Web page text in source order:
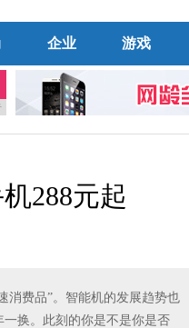
企业 游戏
288元起
消费品”。智能机的发展趋势也
换。此刻的你是不是你是否